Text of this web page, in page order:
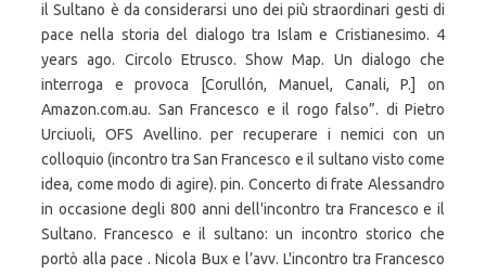
il Sultano è da considerarsi uno dei più straordinari gesti di
pace nella storia del dialogo tra Islam e Cristianesimo. 4
years ago. Circolo Etrusco. Show Map. Un dialogo che
interroga e provoca [Corullón, Manuel, Canali, P.] on
Amazon.com.au. San Francesco e il rogo falso”. di Pietro
Urciuoli, OFS Avellino. per recuperare i nemici con un
colloquio (incontro tra San Francesco e il sultano visto come
idea, come modo di agire). pin. Concerto di frate Alessandro
in occasione degli 800 anni dell'incontro tra Francesco e il
Sultano. Francesco e il sultano: un incontro storico che
portò alla pace . Nicola Bux e l’avv. L'incontro tra Francesco